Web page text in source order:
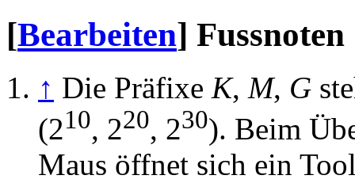
[Bearbeiten] Fussnoten
↑ Die Präfixe K, M, G
(210, 220, 230). Beim
Maus öffnet sich ein